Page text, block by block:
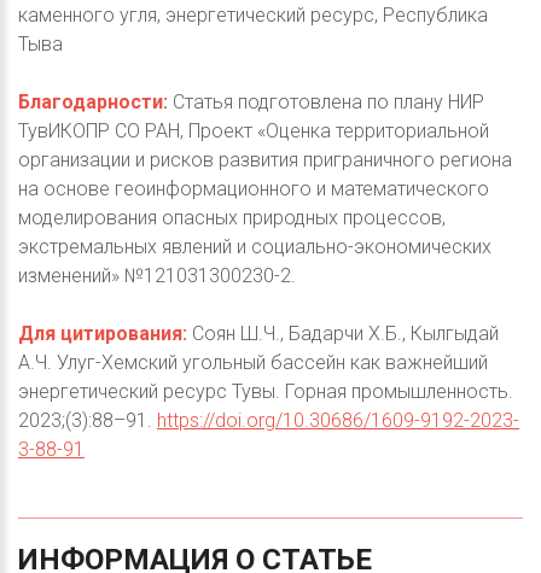
каменного угля, энергетический ресурс, Республика
Тыва
Благодарности: Статья подготовлена по плану НИР
ТувИКОПР СО РАН, Проект «Оценка территориальной
организации и рисков развития приграничного региона
на основе геоинформационного и математического
моделирования опасных природных процессов,
экстремальных явлений и социально-экономических
изменений» №121031300230-2.
Для цитирования: Соян Ш.Ч., Бадарчи Х.Б., Кылгыдай
А.Ч. Улуг-Хемский угольный бассейн как важнейший
энергетический ресурс Тувы. Горная промышленность.
2023;(3):88–91. https://doi.org/10.30686/1609-9192-2023-
3-88-91
ИНФОРМАЦИЯ О СТАТЬЕ